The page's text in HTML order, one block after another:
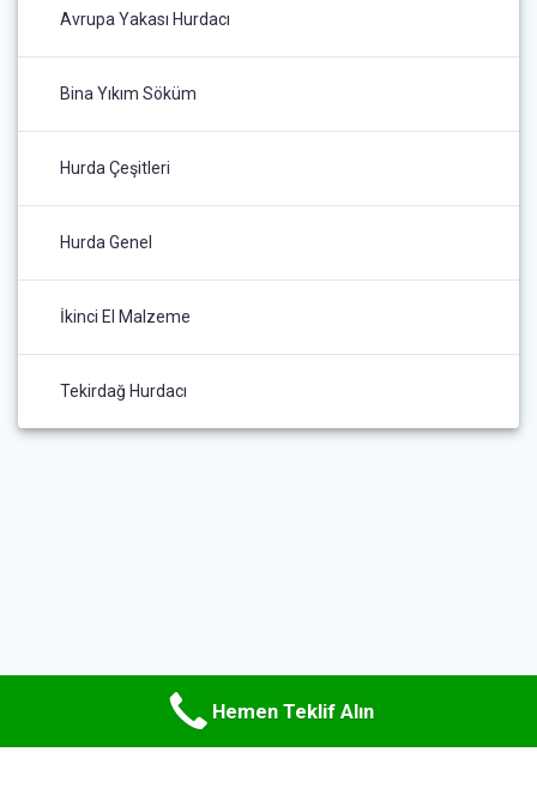
Avrupa Yakası Hurdacı
Bina Yıkım Söküm
Hurda Çeşitleri
Hurda Genel
İkinci El Malzeme
Tekirdağ Hurdacı
Hemen Teklif Alın